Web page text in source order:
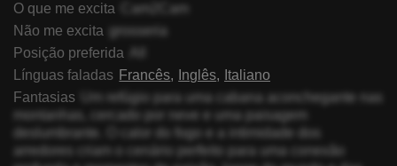
O que me excita
Cam2Cam
Não me excita grosseria
Posição preferida
Línguas faladas Francês Inglês
Italiano
Fantasias
Um refúgio para uma cabana aconchegante nas
montanhas, cercado por neve e uma paisagem
deslumbrante. O calor do fogo e a intimidade dos
arredores criam o cenário perfeito para uma conexão